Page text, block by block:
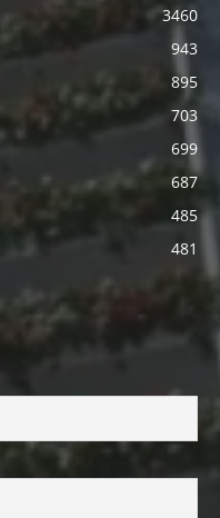
3460
943
895
703
699
687
485
481